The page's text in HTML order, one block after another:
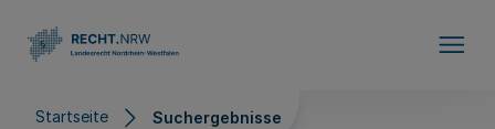
Startseite Suchergebnisse